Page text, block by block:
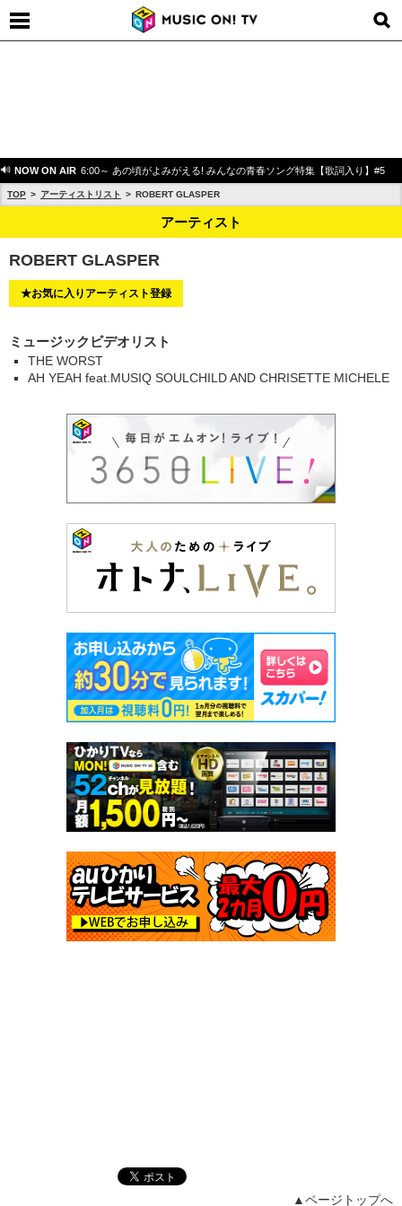
NOW ON AIR 6:00～ あの頃がよみがえる! みんなの青春ソング特集【歌詞入り】#5
TOP アーティストリスト ROBERT GLASPER
アーティスト
ROBERT GLASPER
★お気に入りアーティスト登録
ミュージックビデオリスト
THE WORST
AH YEAH feat.MUSIQ SOULCHILD AND CHRISETTE MICHELE
▲ページトップへ